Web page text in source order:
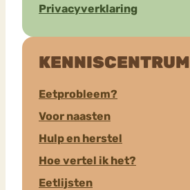
Privacyverklaring
KENNISCENTRUM
Eetprobleem?
Voor naasten
Hulp en herstel
Hoe vertel ik het?
Eetlijsten